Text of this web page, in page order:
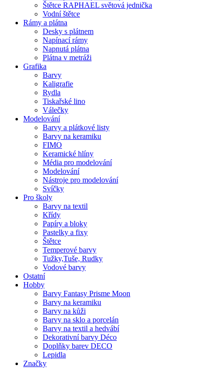
Štětce RAPHAEL světová jednička
Vodní štětce
Rámy a plátna
Desky s plátnem
Napínací rámy
Napnutá plátna
Plátna v metráži
Grafika
Barvy
Kaligrafie
Rydla
Tiskařské lino
Válečky
Modelování
Barvy a plátkové listy
Barvy na keramiku
FIMO
Keramické hlíny
Média pro modelování
Modelování
Nástroje pro modelování
Svíčky
Pro školy
Barvy na textil
Křídy
Papíry a bloky
Pastelky a fixy
Štětce
Temperové barvy
Tužky,Tuše, Rudky
Vodové barvy
Ostatní
Hobby
Barvy Fantasy Prisme Moon
Barvy na keramiku
Barvy na kůži
Barvy na sklo a porcelán
Barvy na textil a hedvábí
Dekorativní barvy Déco
Doplňky barev DECO
Lepidla
Značky